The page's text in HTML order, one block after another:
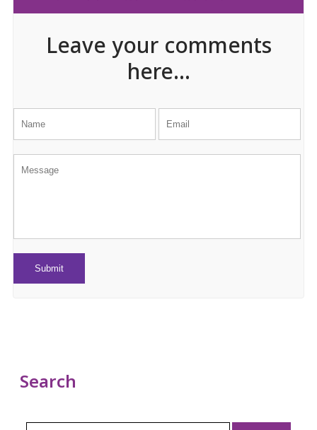
Leave your comments
here...
Search